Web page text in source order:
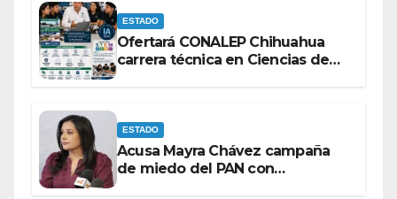
ESTADO
Ofertará CONALEP Chihuahua
carrera técnica en Ciencias de
ESTADO
Acusa Mayra Chávez campaña
de miedo del PAN con